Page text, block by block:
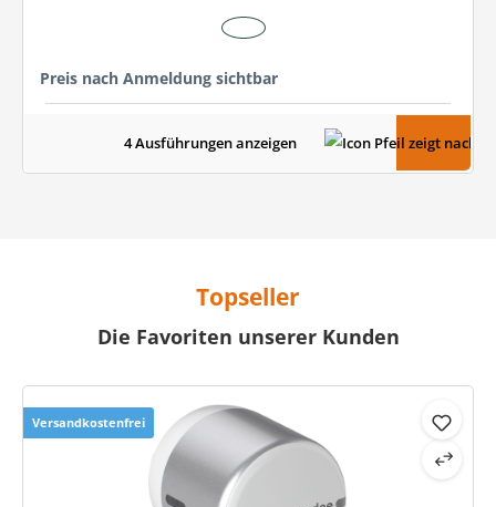
Preis nach Anmeldung sichtbar
4 Ausführungen anzeigen
Topseller
Die Favoriten unserer Kunden
Versandkostenfrei